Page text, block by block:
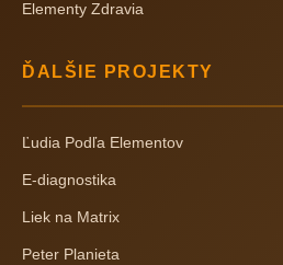
Elementy Zdravia
ĎALŠIE PROJEKTY
Ľudia Podľa Elementov
E-diagnostika
Liek na Matrix
Peter Planieta